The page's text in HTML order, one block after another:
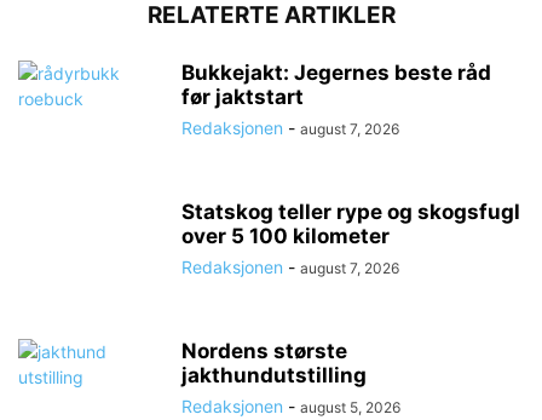
RELATERTE ARTIKLER
Bukkejakt: Jegernes beste råd
før jaktstart
Redaksjonen - august 7, 2026
Statskog teller rype og skogsfugl
over 5 100 kilometer
Redaksjonen - august 7, 2026
Nordens største
jakthundutstilling
Redaksjonen - august 5, 2026